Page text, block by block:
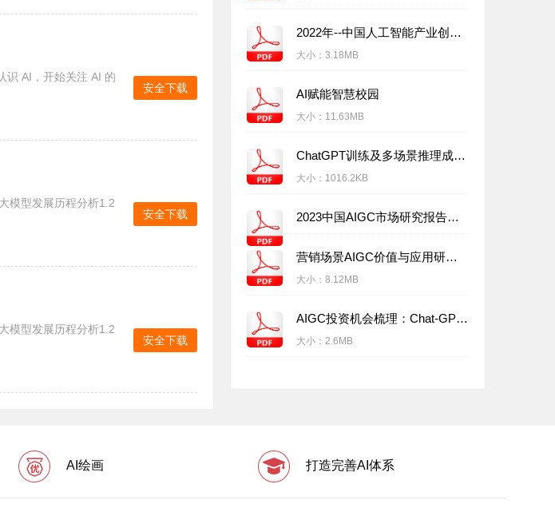
识 AI，开始关注 AI 的
安全下载
模型发展历程分析1.2
安全下载
模型发展历程分析1.2
安全下载
2022年--中国人工智能产业创业与投资报告）
大小： 3.18MB
AI赋能智慧校园
大小： 11.63MB
ChatGPT训练及多场景推理成本测算
大小： 1016.2KB
2023中国AIGC市场研究报告：ChatGPT的技术演进、变革风向与投资机会分析
营销场景AIGC价值与应用研究报告
大小： 8.12MB
AIGC投资机会梳理：Chat-GPT快速流行，重构AI商业模式
大小： 2.6MB
AI绘画 打造完善AI体系